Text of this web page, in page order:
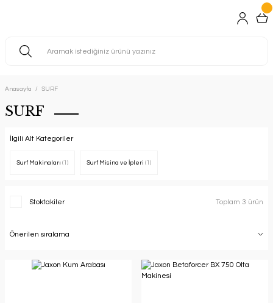
Anasayfa SURF
SURF
İlgili Alt Kategoriler
Surf Makinaları (1) Surf Misina ve İpleri (1)
Stoktakiler Toplam 3 ürün